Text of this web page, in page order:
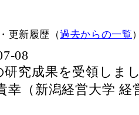
更新履歴（過去からの一覧
08
研究成果を受領しま
幸（新潟経営大学 経